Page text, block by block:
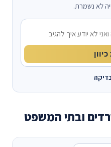
לא נשמרת.
ובתי המשפט